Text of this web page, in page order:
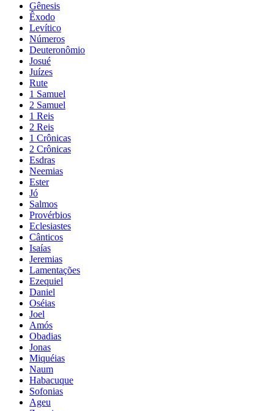
Gênesis
Êxodo
Levítico
Números
Deuteronômio
Josué
Juízes
Rute
1 Samuel
2 Samuel
1 Reis
2 Reis
1 Crônicas
2 Crônicas
Esdras
Neemias
Ester
Jó
Salmos
Provérbios
Eclesiastes
Cânticos
Isaías
Jeremias
Lamentações
Ezequiel
Daniel
Oséias
Joel
Amós
Obadias
Jonas
Miquéias
Naum
Habacuque
Sofonias
Ageu